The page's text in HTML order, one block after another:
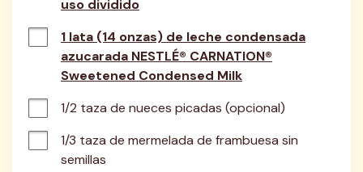
uso dividido
1 lata (14 onzas) de leche condensada
azucarada NESTLÉ® CARNATION®
Sweetened Condensed Milk
1/2 taza de nueces picadas (opcional)
1/3 taza de mermelada de frambuesa sin
semillas